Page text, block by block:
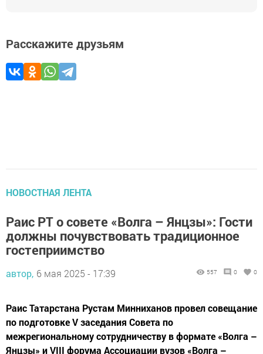
Расскажите друзьям
НОВОСТНАЯ ЛЕНТА
Раис РТ о совете «Волга – Янцзы»: Гости
должны почувствовать традиционное
гостеприимство
автор, 6 мая 2025 - 17:39 557 0 0
Раис Татарстана Рустам Минниханов провел совещание
по подготовке V заседания Совета по
межрегиональному сотрудничеству в формате «Волга –
Янцзы» и VIII форума Ассоциации вузов «Волга –